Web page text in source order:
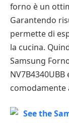
forno è un
Garantendo
permette di
la cucina.
Samsung
comodamente